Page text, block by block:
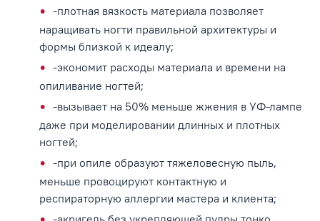
-плотная вязкость материала позволяет
наращивать ногти правильной архитектуры и
формы близкой к идеалу;
-экономит расходы материала и времени на
опиливание ногтей;
-вызывает на 50% меньше жжения в УФ-лампе
даже при моделировании длинных и плотных
ногтей;
-при опиле образуют тяжеловесную пыль,
меньше провоцируют контактную и
респираторную аллергии мастера и клиента;